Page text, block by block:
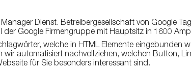
Dienst. Betreibergesellschaft von Google
der Google Firmengruppe mit Hauptsitz in 1600
welche in HTML Elemente
wir automatisiert nachvollziehen, welchen Button,
für Sie besonders interessant sind.